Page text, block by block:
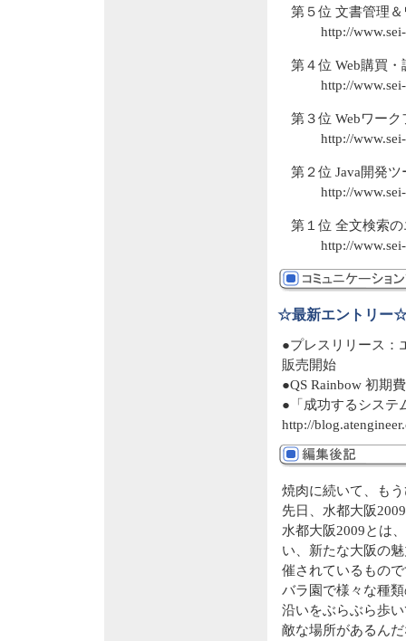
第５位 文書管理
http://
第４位 Web購買
http://
第３位 Webワー
http://
第２位 Java開発
http://
第１位 全文検索
http://
☆最新エントリー
●プレスリリース：
販売開始
●QS Rainbow 初期
●「成功するシステ
http://
焼肉に続いて、も
先日、水都大阪
水都大阪2009とは
い、新たな大阪の
催されているもの
バラ園で様々な種
沿いをぶらぶら歩
敵な場所があるん